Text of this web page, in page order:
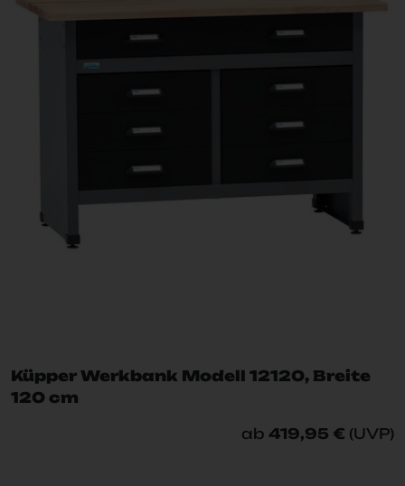
Küpper Werkbank Modell 12120, Breite
120 cm
ab 419,95 € (UVP)